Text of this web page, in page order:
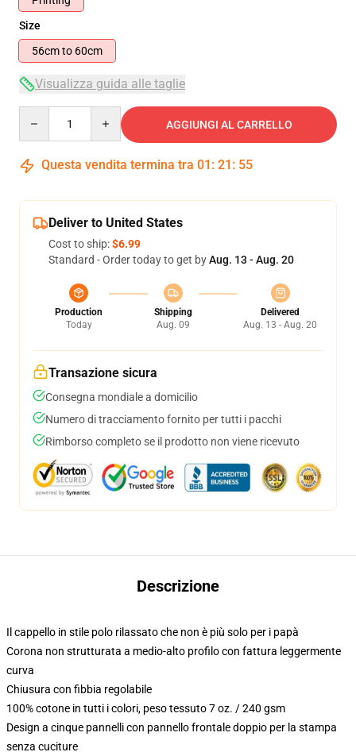
Size
56cm to 60cm
Visualizza guida alle taglie
AGGIUNGI AL CARRELLO
Questa vendita termina tra 01 : 21 : 54
Deliver to United States
Cost to ship:$6.99
Standard - Order today to get byAug. 13 - Aug. 20
Production
Today
Shipping
Aug. 09
Delivered
Aug. 13 - Aug. 20
Transazione sicura
Consegna mondiale a domicilio
Numero di tracciamento fornito per tutti i pacchi
Rimborso completo se il prodotto non viene ricevuto
Descrizione
Il cappello in stile polo rilassato che non è più solo per i papà
Corona non strutturata a medio-alto profilo con fattura leggermente
curva
Chiusura con fibbia regolabile
100% cotone in tutti i colori, peso tessuto 7 oz. / 240 gsm
Design a cinque pannelli con pannello frontale doppio per la stampa
senza cuciture